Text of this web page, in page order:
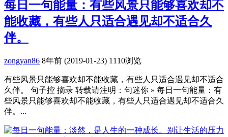
每日一句能量：有些风景只能够喜欢却不
能收藏，有些人只适合遇见却不适合久
伴。
zongyan86 8年前 (2019-01-23) 1110浏览
有些风景只能够喜欢却不能收藏，有些人只适合遇见却不适合
久伴。 句子控 摘录 转载请注明：句迷你 » 每日一句能量：有
些风景只能够喜欢却不能收藏，有些人只适合遇见却不适合久
伴。...